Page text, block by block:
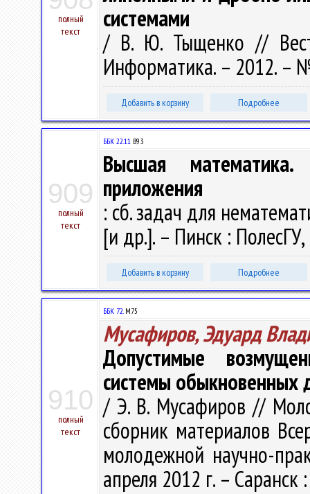
полный
текст
системами
/ В. Ю. Тыщенко //
Информатика. – 2012. –
Добавить в корзину Подробнее
909
полный
текст
ББК 22.11 В93
Высшая
приложения
: сб. задач для
[и др.]. – Пинск :
Добавить в корзину Подробнее
910
полный
текст
ББК 72.М75
Мусафиров, Эдуард
Допустимые
системы
/ Э. В. Мусафиров //
сборник материалов
молодежной научно-
апреля 2012 г. –